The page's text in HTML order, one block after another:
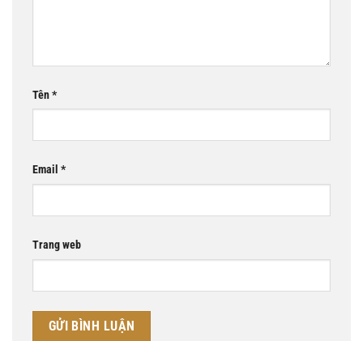
Tên*
Email *
Trang web